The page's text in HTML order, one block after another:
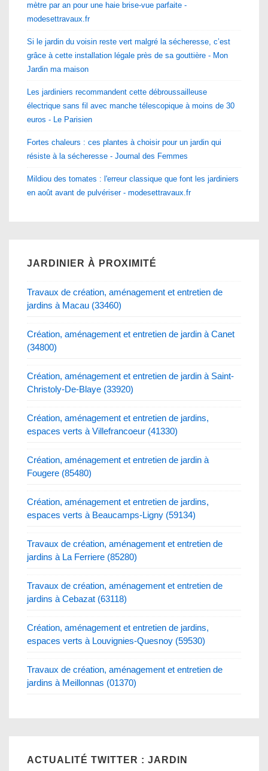
mètre par an pour une haie brise-vue parfaite -
modesettravaux.fr
Si le jardin du voisin reste vert malgré la sécheresse, c’est
grâce à cette installation légale près de sa gouttière - Mon
Jardin ma maison
Les jardiniers recommandent cette débroussailleuse
électrique sans fil avec manche télescopique à moins de 30
euros - Le Parisien
Fortes chaleurs : ces plantes à choisir pour un jardin qui
résiste à la sécheresse - Journal des Femmes
Mildiou des tomates : l'erreur classique que font les jardiniers
en août avant de pulvériser - modesettravaux.fr
JARDINIER À PROXIMITÉ
Travaux de création, aménagement et entretien de
jardins à Macau (33460)
Création, aménagement et entretien de jardin à Canet
(34800)
Création, aménagement et entretien de jardin à Saint-
Christoly-De-Blaye (33920)
Création, aménagement et entretien de jardins,
espaces verts à Villefrancoeur (41330)
Création, aménagement et entretien de jardin à
Fougere (85480)
Création, aménagement et entretien de jardins,
espaces verts à Beaucamps-Ligny (59134)
Travaux de création, aménagement et entretien de
jardins à La Ferriere (85280)
Travaux de création, aménagement et entretien de
jardins à Cebazat (63118)
Création, aménagement et entretien de jardins,
espaces verts à Louvignies-Quesnoy (59530)
Travaux de création, aménagement et entretien de
jardins à Meillonnas (01370)
ACTUALITÉ TWITTER : JARDIN